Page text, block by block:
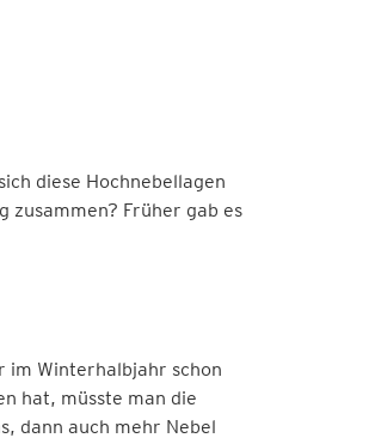
diese Hochnebellagen
zusammen? Früher gab es
im Winterhalbjahr schon
hat, müsste man die
dann auch mehr Nebel